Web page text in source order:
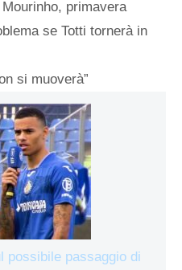
, primavera
se Totti tornerà in
si muoverà”
possibile passaggio di